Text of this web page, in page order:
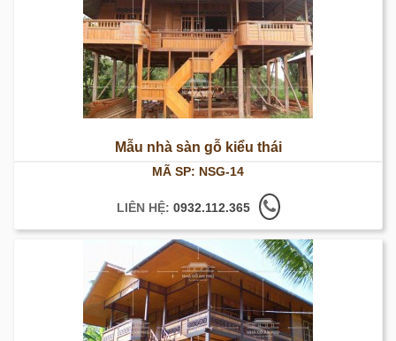
Mẫu nhà sàn gỗ kiểu thái
MÃ SP: NSG-14
LIÊN HỆ: 0932.112.365